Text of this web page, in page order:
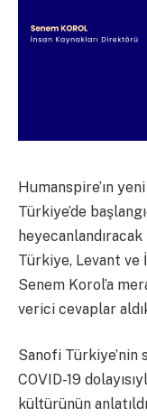
Humanspire’ın
Türkiye’de
Türkiye, Levant ve
Senem Korol’a
verici cevaplar
Sanofi Türkiye’nin
COVID-19
kültürünün